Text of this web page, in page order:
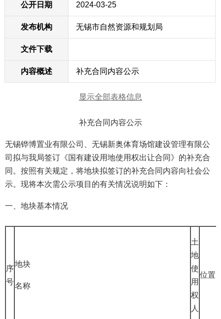
公开日期 2024-03-25
发布机构 无锡市自然资源和规划局
文件下载
内容概述 补充合同内容公示
显示全部表格信息
补充合同内容公示
无锡铧博置业有限公司、无锡新奥体育场馆建设管理有限公
司拟与我局签订《国有建设用地使用权出让合同》的补充合
同。按照有关规定，将地块拟签订的补充合同内容向社会公
示。现将本次需公示项目的有关情况说明如下：
一、地块基本情况
序
号
地块
名称
土
地
使
用
权
人
位置